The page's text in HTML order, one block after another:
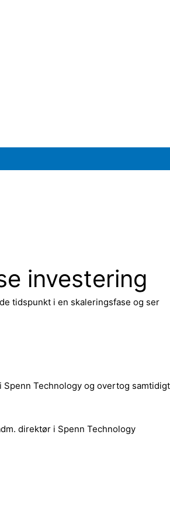
investering
tidspunkt i en skaleringsfase og ser
Technology og overtog samtidigt
direktør i Spenn Technology